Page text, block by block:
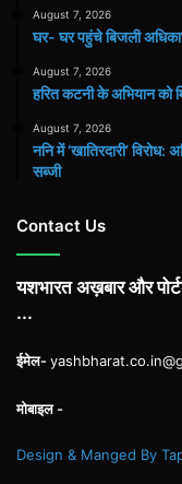
August 7, 2026
घर- घर पहुंचे बिजली
August 7, 2026
हरित कटनी के अभियान को
August 7, 2026
ननि में ‘खातिरदारी’
सब्जी
Contact Us
यशभारत अख़बार और
...
ईमेल-
मोबाइल -
Design & Manged By